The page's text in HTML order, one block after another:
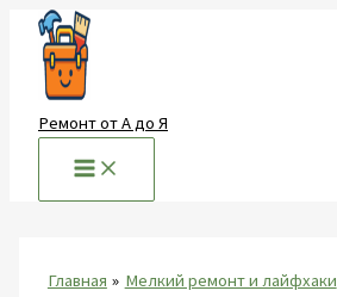
Перейти
содержимому
Ремонт от А до Я
Главная
Мелкий ремонт и лайфхаки